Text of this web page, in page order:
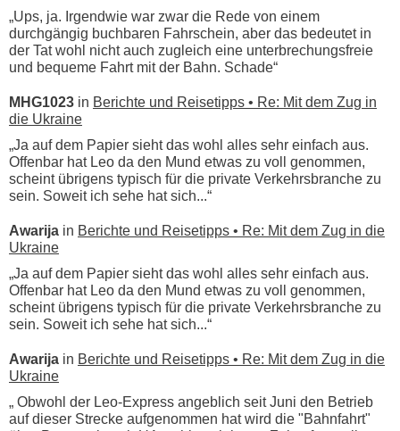
„Ups, ja. Irgendwie war zwar die Rede von einem
durchgängig buchbaren Fahrschein, aber das bedeutet in
der Tat wohl nicht auch zugleich eine unterbrechungsfreie
und bequeme Fahrt mit der Bahn. Schade“
MHG1023 in Berichte und Reisetipps • Re: Mit dem Zug in
die Ukraine
„Ja auf dem Papier sieht das wohl alles sehr einfach aus.
Offenbar hat Leo da den Mund etwas zu voll genommen,
scheint übrigens typisch für die private Verkehrsbranche zu
sein. Soweit ich sehe hat sich...“
Awarija in Berichte und Reisetipps • Re: Mit dem Zug in die
Ukraine
„Ja auf dem Papier sieht das wohl alles sehr einfach aus.
Offenbar hat Leo da den Mund etwas zu voll genommen,
scheint übrigens typisch für die private Verkehrsbranche zu
sein. Soweit ich sehe hat sich...“
Awarija in Berichte und Reisetipps • Re: Mit dem Zug in die
Ukraine
„ Obwohl der Leo-Express angeblich seit Juni den Betrieb
auf dieser Strecke aufgenommen hat wird die "Bahnfahrt"